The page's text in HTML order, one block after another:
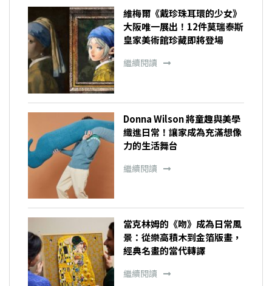
維梅爾《戴珍珠耳環的少女》
大阪唯一展出！12件莫瑞泰斯
皇家美術館珍藏即將登場
繼續閱讀
Donna Wilson 將童趣與美學
織進日常！讓家成為充滿想像
力的生活舞台
繼續閱讀
當克林姆的《吻》成為日常風
景：從樂高積木到金箔版畫，
經典名畫的當代轉譯
繼續閱讀